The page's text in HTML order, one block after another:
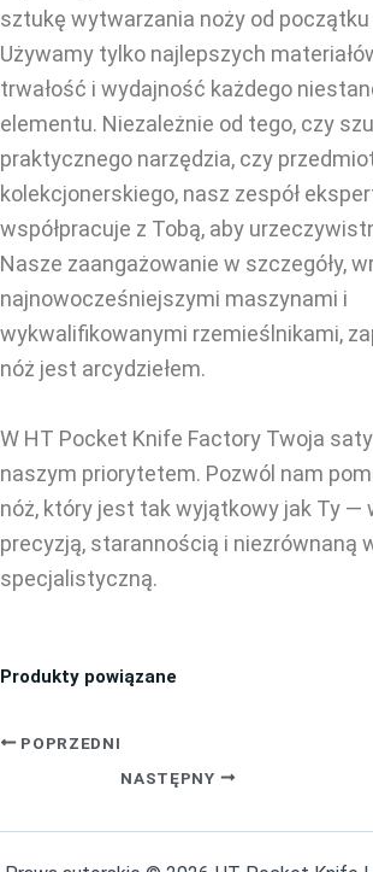
sztukę wytwarzania noży od początku
Używamy tylko najlepszych
trwałość i wydajność każdego
elementu. Niezależnie od tego, czy
praktycznego narzędzia, czy
kolekcjonerskiego, nasz zespół
współpracuje z Tobą, aby
Nasze zaangażowanie w szczegóły,
najnowocześniejszymi maszynami i
wykwalifikowanymi rzemieślnikami,
nóż jest arcydziełem.
W HT Pocket Knife Factory Twoja
naszym priorytetem. Pozwól nam
nóż, który jest tak wyjątkowy jak Ty —
precyzją, starannością i niezrównaną
specjalistyczną.
Produkty powiązane
POPRZEDNI
NASTĘPNY